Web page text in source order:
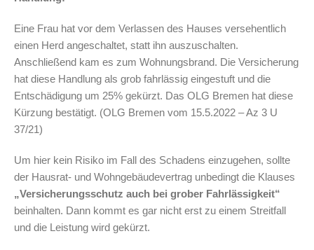
Eine Frau hat vor dem Verlassen des Hauses versehentlich
einen Herd angeschaltet, statt ihn auszuschalten.
Anschließend kam es zum Wohnungsbrand. Die Versicherung
hat diese Handlung als grob fahrlässig eingestuft und die
Entschädigung um 25% gekürzt. Das OLG Bremen hat diese
Kürzung bestätigt. (OLG Bremen vom 15.5.2022 – Az 3 U
37/21)
Um hier kein Risiko im Fall des Schadens einzugehen, sollte
der Hausrat- und Wohngebäudevertrag unbedingt die Klauses
„Versicherungsschutz auch bei grober Fahrlässigkeit“
beinhalten. Dann kommt es gar nicht erst zu einem Streitfall
und die Leistung wird gekürzt.